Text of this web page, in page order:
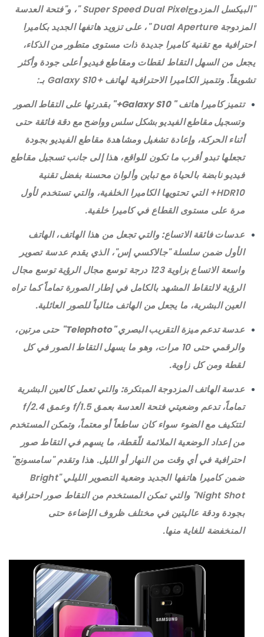
"البيكسل المزدوجSuper Speed Dual Pixel "، و"فتحة العدسة
المزدوجة Dual Aperture "، على تزويد هاتفها الجديد بكاميرا
احترافية مع تقنية كاميرا جديدة ذات مستوى متطور من الذكاء،
يجعل من السهل التقاط لقطات ومقاطع فيديو أعلى جودة وأكثر
تشويقاً. وتتميز الكاميرا الاحترافية لهاتف +Galaxy S10 بـ:
تتميز كاميرا هاتف " Galaxy S10+
" بقدرتها على التقاط الصور
وتسجيل مقاطع الفيديو بشكل سلس وواضح معدقة فائقة حتى
أثناء الحركة، وإعادة تشغيل ومشاهدة مقاطع الفيديو بجودة
تجعلها تبدو أقرب ما تكون للواقع، هذا إلى جانب تسجيل مقاطع
فيديو نابضة بالحياة مع تباين وألوان محسنة بفضل تقنية
HDR10+ التي تحتويها الكاميرا الخلفية، والتي تستخدم لأول
مرة على مستوى القطاع في كاميرا خلفية.
عدسات فائقة الاتساع:والتي تجعل من هذا الهاتف، الهاتف
الأول ضمن سلسلة "جالاكسي إس"، الذي يقدم عدسة تصوير
واسعة الاتساع بزاوية 123 درجة توسع مجال الرؤية توسع مجال
الرؤية لالتقاط المشهد بالكامل في إطار الصورة تماماً كما تراه
العين البشرية، ما يجعل من الهاتف مثالياً للصور العائلية.
عدسة تدعم ميزة التقريب البصري"Telephoto"
حتى مرتين،
والرقمي حتى 10 مرات، وهو ما يسهل التقاط الصور في كل
لقطة ومن كل زاوية.
عدسة الهاتف المزدوجة المبتكرة: والتي تعمل كالعين البشرية
تماماً، تدعم وضعيتي فتحة العدسة بعمق f/1.5 وعمق f/2.4
لتتكيف مع الضوء سواء كان ساطعاً أو معتماً، وتمكن المستخدم
من إعداد الوضعية الملائمة للّقطة، ما يسهم في التقاط صور
احترافية في أي وقت من النهار أو الليل. هذا وتقدم "سامسونج"
ضمن كاميرا هاتفها الجديد وضعية التصوير الليلي "Bright
Night Shot" والتي تمكن المستخدم من التقاط صور احترافية
بجودة ودقة عاليتين في مختلف ظروف الإضاءة حتى
المنخفضة للغاية منها.